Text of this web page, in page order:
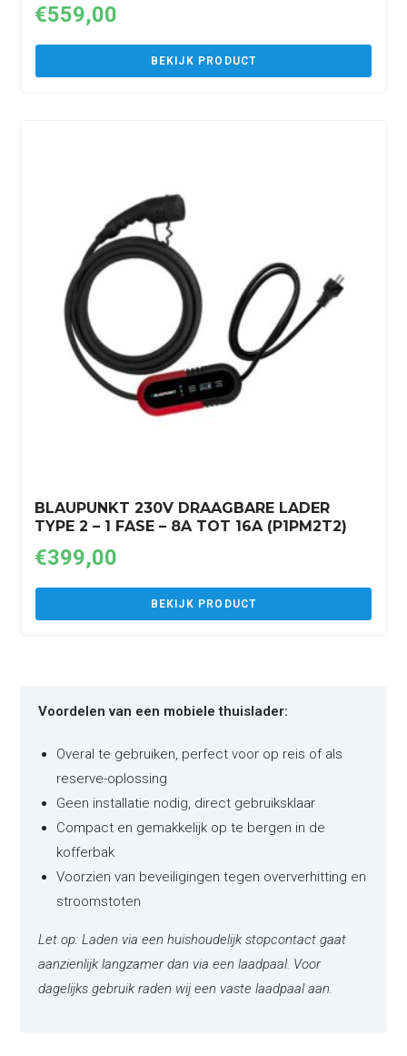
€559,00
BEKIJK PRODUCT
BLAUPUNKT 230V DRAAGBARE LADER
TYPE 2 – 1 FASE – 8A TOT 16A (P1PM2T2)
€399,00
BEKIJK PRODUCT
Voordelen van een mobiele thuislader:
Overal te gebruiken, perfect voor op reis of als
reserve-oplossing
Geen installatie nodig, direct gebruiksklaar
Compact en gemakkelijk op te bergen in de
kofferbak
Voorzien van beveiligingen tegen oververhitting en
stroomstoten
Let op: Laden via een huishoudelijk stopcontact gaat
aanzienlijk langzamer dan via een laadpaal. Voor
dagelijks gebruik raden wij een vaste laadpaal aan.